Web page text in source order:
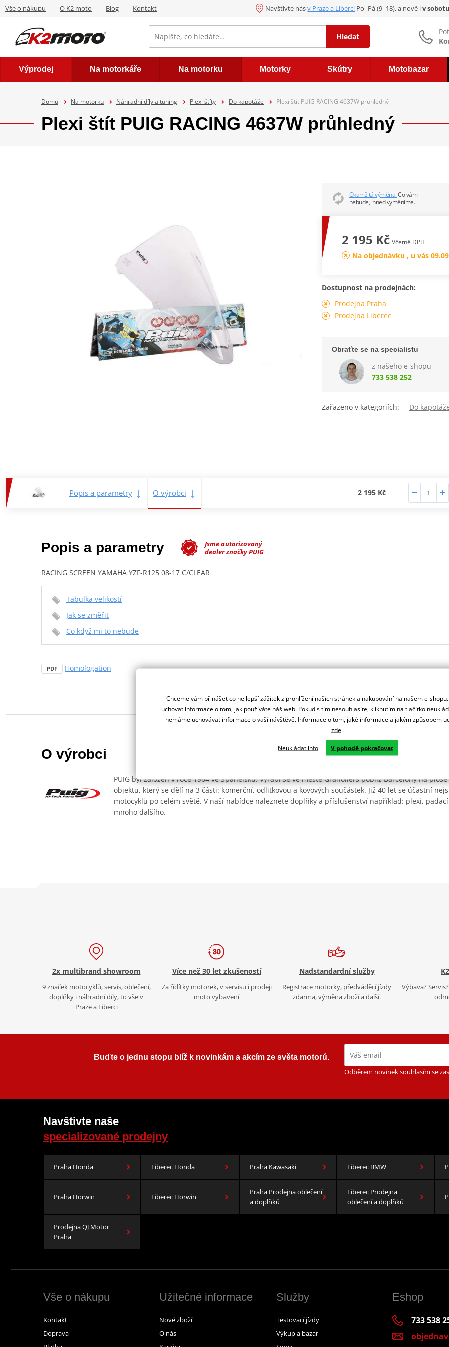
Vše o nákupu O K2 moto Blog Kontakt Navštivte násv Praze a Liberci Po–Pá (9–18), a nově iv sobotu
Hledat
Výprodej Na motorkáře Na motorku Motorky Skútry Motobazar
Domů Na motorku Náhradní díly a tuning Plexi štíty Do kapotáže Plexi štít PUIG RACING 4637W průhledný
Plexi štít PUIG RACING 4637W průhledný
Okamžitá výměna.Co vám
nebude, ihned vyměníme.
2 195 Kč Včetně DPH
Na objednávku , u vás
Dostupnost na prodejnách:
Prodejna Praha
Prodejna Liberec
Obraťte se na specialistu
z našeho e-shopu
733 538 252
Zařazeno v kategoriích: Do
Popis a parametry O výrobci 2 195 Kč
Popis a parametry
Jsme autorizovaný
dealer značky PUIG
RACING SCREEN YAMAHA YZF-R125 08-17 C/CLEAR
Tabulka velikostí
Jak se změřit
Co když mi to nebude
PDF Homologation
O výrobci
PUIG byl založen v roce 1964 ve Španělsku. Vyrábí se ve městě Granollers poblíž Barcelony na ploše
objektu, který se dělí na 3 části: komerční, odlitkovou a kovových součástek. Již 40 let se účastní
motocyklů po celém světě. V naší nabídce naleznete doplňky a příslušenství například: plexi,
mnoho dalšího.
2x multibrand showroom
9 značek motocyklů, servis, oblečení,
doplňky i náhradní díly, to vše v
Praze a Liberci
Více než 30 let zkušeností
Za řídítky motorek, v servisu i prodeji
moto vybavení
Nadstandardní služby
Registrace motorky, předváděcí jízdy
zdarma, výměna zboží a další.
Výbava?
Buďte o jednu stopu blíž k novinkám a akcím ze světa motorů.
Odběrem novinek souhlasím se
Navštivte naše
specializované prodejny
Praha Honda Liberec Honda Praha Kawasaki Liberec BMW
Praha Horwin Liberec Horwin
Praha Prodejna oblečení
a doplňků
Liberec Prodejna
oblečení a doplňků
Prodejna QJ Motor
Praha
Vše o nákupu
Kontakt
Doprava
Užitečné informace
Nové zboží
O nás
Služby
Testovací jízdy
Výkup a bazar
Eshop
733 538
Chceme vám přinášet co nejlepší zážitek z prohlížení našich stránek a nakupování na našem e-
uchovat informace o tom, jak používáte náš web. Pokud s tím nesouhlasíte, kliknutím na tlačítko
nemáme uchovávat informace o vaší návštěvě. Informace o tom, jaké informace a jakým způsobem
zde.
Neukládat info V pohodě pokračovat